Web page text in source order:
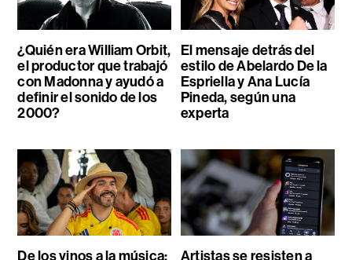
¿Quién era William Orbit,
el productor que trabajó
con Madonna y ayudó a
definir el sonido de los
2000?
El mensaje detrás del
estilo de Abelardo De la
Espriella y Ana Lucía
Pineda, según una
experta
De los vinos a la música:
Artistas se resisten a